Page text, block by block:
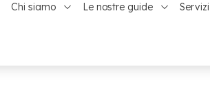
Chi siamo Le nostre guide